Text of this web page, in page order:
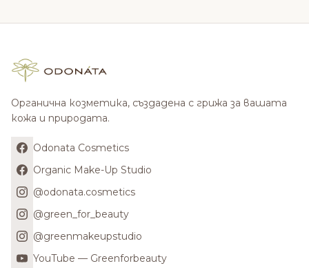
Органична козметика, създадена с грижа за вашата
кожа и природата.
Odonata Cosmetics
Organic Make-Up Studio
@odonata.cosmetics
@green_for_beauty
@greenmakeupstudio
YouTube — Greenforbeauty